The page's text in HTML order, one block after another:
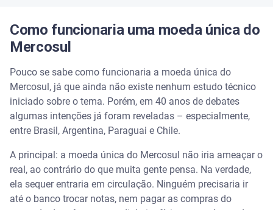
Como funcionaria uma moeda única do
Mercosul
Pouco se sabe como funcionaria a moeda única do
Mercosul, já que ainda não existe nenhum estudo técnico
iniciado sobre o tema. Porém, em 40 anos de debates
algumas intenções já foram reveladas – especialmente,
entre Brasil, Argentina, Paraguai e Chile.
A principal: a moeda única do Mercosul não iria ameaçar o
real, ao contrário do que muita gente pensa. Na verdade,
ela sequer entraria em circulação. Ninguém precisaria ir
até o banco trocar notas, nem pagar as compras do